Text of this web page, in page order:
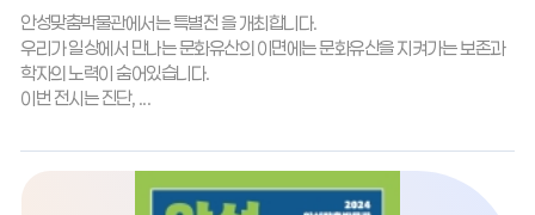
안성맞춤박물관에서는 특별전 을 개최합니다.
우리가 일상에서 만나는 문화유산의 이면에는 문화유산을 지켜가는 보존과
학자의 노력이 숨어있습니다.
이번 전시는 진단, ...